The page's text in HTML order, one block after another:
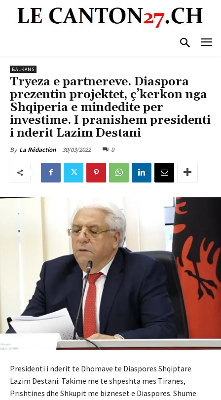
BALKANS
Tryeza e partnereve. Diaspora
prezentin projektet, ç’kerkon nga
Shqiperia e mindedite per
investime. I pranishem presidenti
i nderit Lazim Destani
By La Rédaction 30/03/2022 0
Presidenti i nderit te Dhomave te Diaspores Shqiptare
Lazim Destani: Takime me te shpeshta mes Tiranes,
Prishtines dhe Shkupit me bizneset e Diaspores. Shume